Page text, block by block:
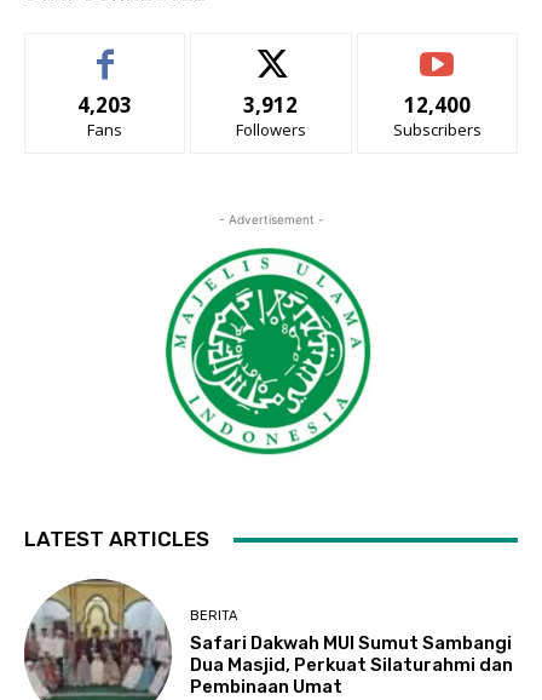
4,203
Fans
3,912
Followers
12,400
Subscribers
- Advertisement -
LATEST ARTICLES
BERITA
Safari Dakwah MUI Sumut Sambangi
Dua Masjid, Perkuat Silaturahmi dan
Pembinaan Umat